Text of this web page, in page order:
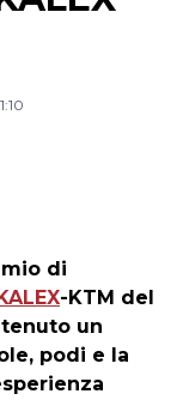
di
-KTM del
un
podi e la